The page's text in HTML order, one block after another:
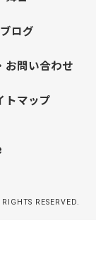
ブログ
お問い合わせ
トマップ
RESERVED.